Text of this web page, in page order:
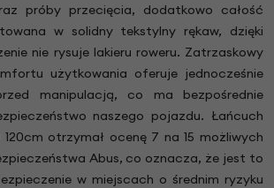
próby przecięcia, dodatkowo całość
w solidny tekstylny rękaw, dzięki
nie rysuje lakieru roweru. Zatrzaskowy
użytkowania oferuje jednocześnie
manipulacją, co ma bezpośrednie
naszego pojazdu. Łańcuch
120cm otrzymał ocenę 7 na 15 możliwych
Abus, co oznacza, że jest to
w miejscach o średnim ryzyku